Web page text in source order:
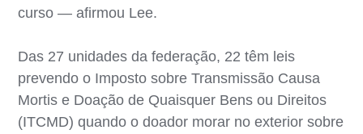
curso — afirmou Lee.
Das 27 unidades da federação, 22 têm leis
prevendo o Imposto sobre Transmissão Causa
Mortis e Doação de Quaisquer Bens ou Direitos
(ITCMD) quando o doador morar no exterior sobre